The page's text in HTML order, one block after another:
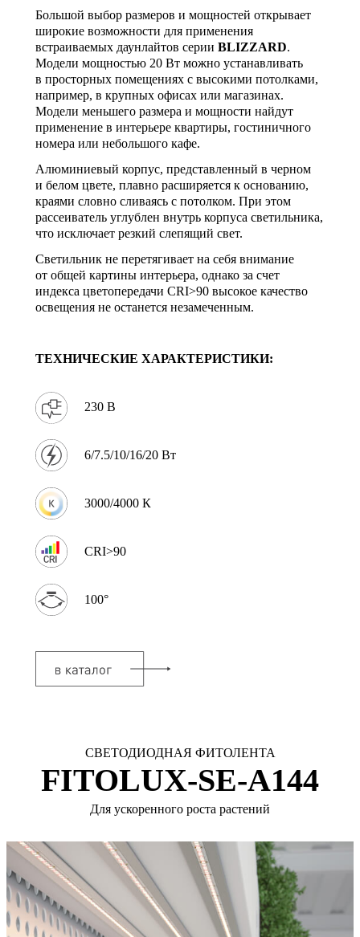
Большой выбор размеров и мощностей открывает
широкие возможности для применения
встраиваемых даунлайтов серии BLIZZARD.
Модели мощностью 20 Вт можно устанавливать
в просторных помещениях с высокими потолками,
например, в крупных офисах или магазинах.
Модели меньшего размера и мощности найдут
применение в интерьере квартиры, гостиничного
номера или небольшого кафе.
Алюминиевый корпус, представленный в черном
и белом цвете, плавно расширяется к основанию,
краями словно сливаясь с потолком. При этом
рассеиватель углублен внутрь корпуса светильника,
что исключает резкий слепящий свет.
Светильник не перетягивает на себя внимание
от общей картины интерьера, однако за счет
индекса цветопередачи CRI>90 высокое качество
освещения не останется незамеченным.
ТЕХНИЧЕСКИЕ ХАРАКТЕРИСТИКИ:
230 В
6/7.5/10/16/20 Вт
3000/4000 К
CRI>90
100°
СВЕТОДИОДНАЯ ФИТОЛЕНТА
FITOLUX-SE-A144
Для ускоренного роста растений